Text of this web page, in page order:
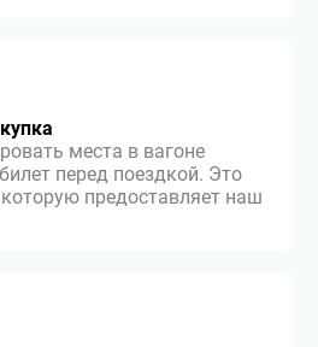
места в вагоне
перед поездкой. Это
предоставляет наш